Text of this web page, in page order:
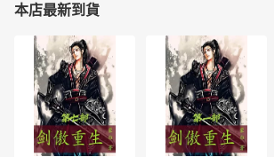
本店最新到貨